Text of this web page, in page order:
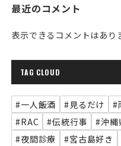
最近のコメント
表示できるコメントはあり
TAG CLOUD
#一人飯酒 #見るだけ #
#RAC
#伝統行事 #沖縄
#夜間診療
#宮古島好き